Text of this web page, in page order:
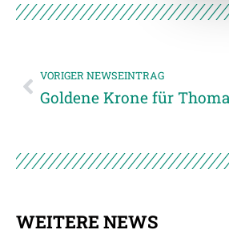
VORIGER NEWSEINTRAG
Goldene Krone für
WEITERE NEWS